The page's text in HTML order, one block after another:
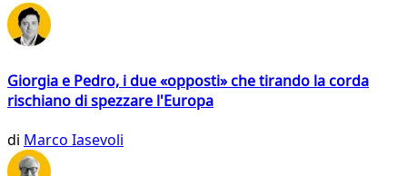
Giorgia e Pedro, i due «opposti» che tirando la corda
rischiano di spezzare l'Europa
di Marco Iasevoli